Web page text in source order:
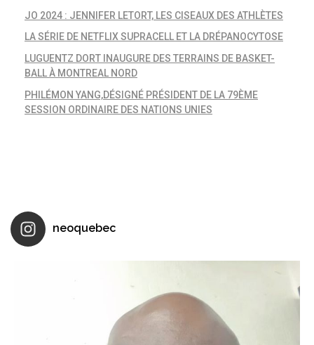
JO 2024 : JENNIFER LETORT, LES CISEAUX DES ATHLÈTES
LA SÉRIE DE NETFLIX SUPRACELL ET LA DRÉPANOCYTOSE
LUGUENTZ DORT INAUGURE DES TERRAINS DE BASKET-
BALL À MONTREAL NORD
PHILÉMON YANG,DÉSIGNÉ PRÉSIDENT DE LA 79ÈME
SESSION ORDINAIRE DES NATIONS UNIES
neoquebec